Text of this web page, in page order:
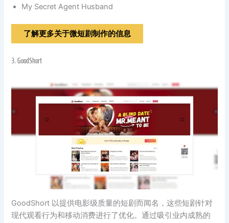
My Secret Agent Husband
了解更多关于微短剧制作的信息
3.GoodShort
GoodShort 以提供电影级质量的短剧而闻名，这些短剧针对
现代观看行为和移动消费进行了优化。通过吸引业内成熟的